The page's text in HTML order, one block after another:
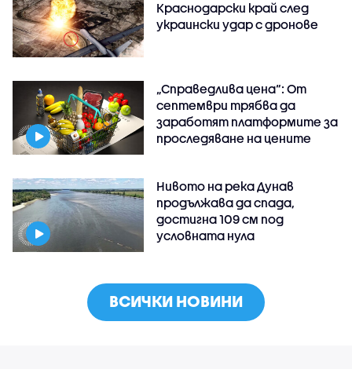
Краснодарски край след
украински удар с дронове
„Справедлива цена“: От
септември трябва да
заработят платформите за
проследяване на цените
Нивото на река Дунав
продължава да спада,
достигна 109 см под
условната нула
ВСИЧКИ НОВИНИ